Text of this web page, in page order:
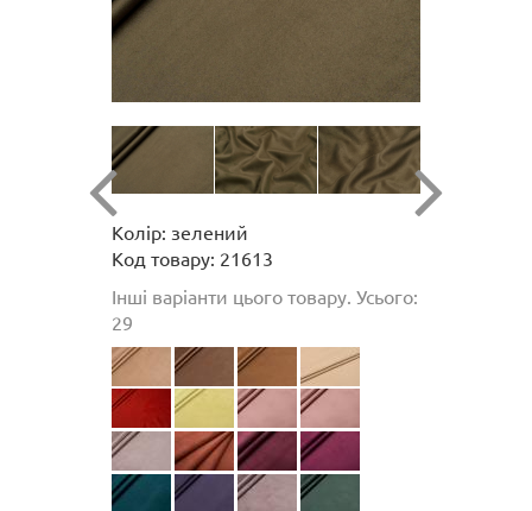
Колір: зелений
Код товару: 21613
Інші варіанти цього товару. Усього:
29